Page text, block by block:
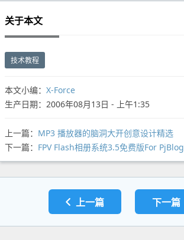
关于本文
技术教程
本文小编： X-Force
生产日期：2006年08月13日 - 上午1:35
上一篇： MP3 播放器的脑洞大开创意设计精选
下一篇： FPV Flash相册系统3.5免费版For PjBlog
上一篇 下一篇